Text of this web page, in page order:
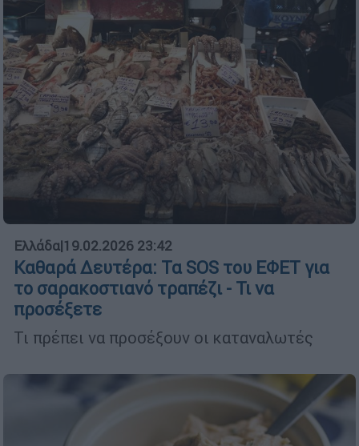
Ελλάδα|19.02.2026 23:42
Καθαρά Δευτέρα: Τα SOS του ΕΦΕΤ για
το σαρακοστιανό τραπέζι - Τι να
προσέξετε
Τι πρέπει να προσέξουν οι καταναλωτές